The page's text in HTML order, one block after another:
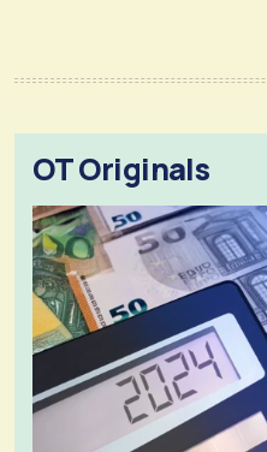
OT Originals